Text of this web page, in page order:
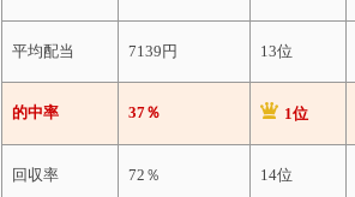
平均配当 7139円 13位
的中率 37％ 1位
回収率 72％ 14位